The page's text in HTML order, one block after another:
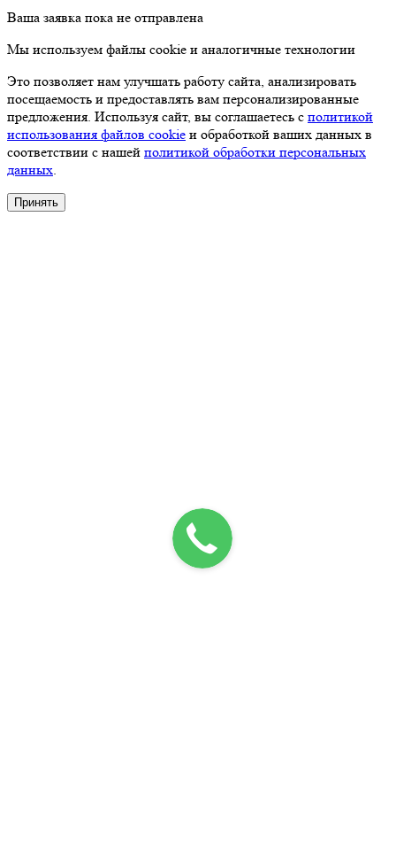
Ваша заявка пока не отправлена
Мы используем файлы cookie и аналогичные технологии
Это позволяет нам улучшать работу сайта, анализировать
посещаемость и предоставлять вам персонализированные
предложения. Используя сайт, вы соглашаетесь с политикой
использования файлов cookie и обработкой ваших данных в
соответствии с нашей политикой обработки персональных
данных
Принять